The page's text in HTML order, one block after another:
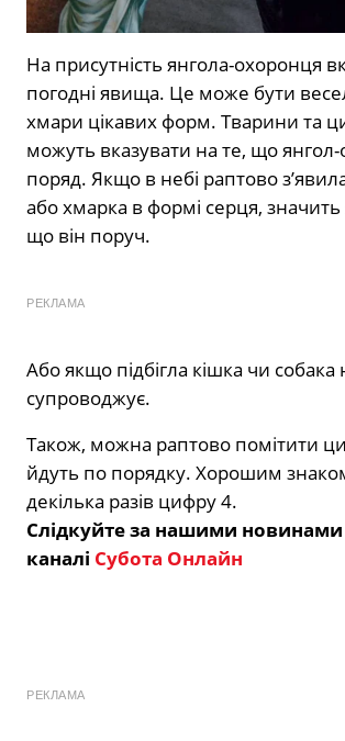
На присутність янгола-охоронця
погодні явища. Це може бути
хмари цікавих форм. Тварини та
можуть вказувати на те, що
поряд. Якщо в небі раптово
або хмарка в формі серця,
що він поруч.
РЕКЛАМА
Або якщо підбігла кішка чи собака
супроводжує.
Також, можна раптово помітити
йдуть по порядку. Хорошим
декілька разів цифру 4.
Слідкуйте за нашими новинами
каналі Субота Онлайн
РЕКЛАМА